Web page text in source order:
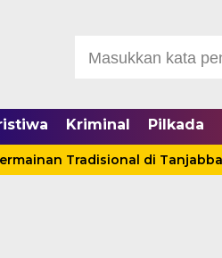
Kriminal Pilkada
Tradisional di Tanjabbar